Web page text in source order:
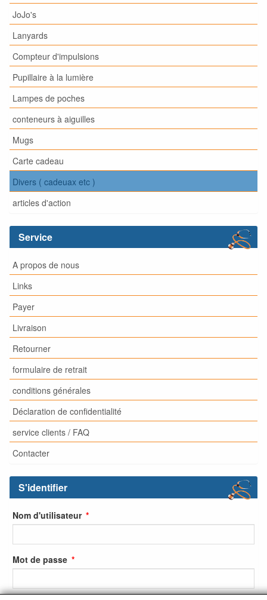
JoJo's
Lanyards
Compteur d'impulsions
Pupillaire à la lumière
Lampes de poches
conteneurs à aiguilles
Mugs
Carte cadeau
Divers ( cadeuax etc )
articles d'action
Service
A propos de nous
Links
Payer
Livraison
Retourner
formulaire de retrait
conditions générales
Déclaration de confidentialité
service clients / FAQ
Contacter
S'identifier
Nom d'utilisateur
Mot de passe